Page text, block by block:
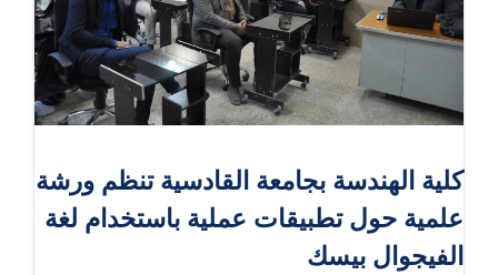
كلية الهندسة بجامعة القادسية تنظم ورشة
علمية حول تطبيقات عملية باستخدام لغة
الفيجوال بيسك